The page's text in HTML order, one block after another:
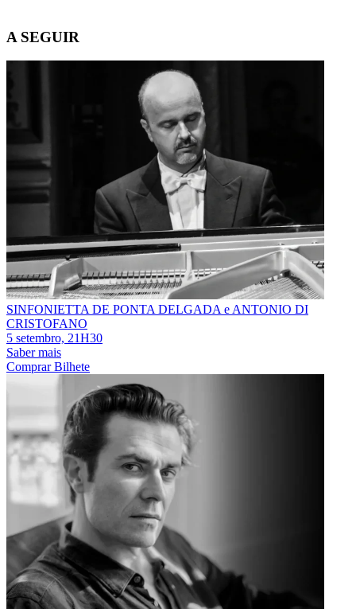
A SEGUIR
SINFONIETTA DE PONTA DELGADA e ANTONIO DI
CRISTOFANO
5 setembro, 21H30
Saber mais
Comprar Bilhete